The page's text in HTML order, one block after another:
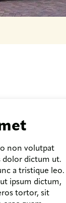
non volutpat
dolor dictum ut.
a tristique leo.
ipsum dictum,
tortor, sit